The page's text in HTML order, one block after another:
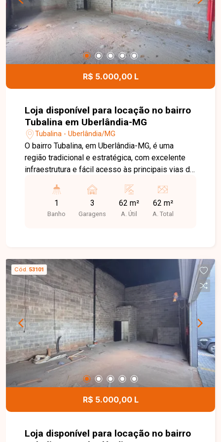
com 02 vagas de garagem na área residencial e
01 vaga na área comercial, proporcionando
excelente aproveitamento dos espaços para
diferentes finalidades. Entre em contato para
mais informações e agende uma visita para
conhecer esta excelente oportunidade.
R$ 5.000,00 L
Loja disponível para locação no bairro
Tubalina em Uberlândia-MG
Tubalina - Uberlândia/MG
O bairro Tubalina, em Uberlândia-MG, é uma
região tradicional e estratégica, com excelente
infraestrutura e fácil acesso às principais vias da
supermercados, escolas, farmácias e diversos
serviços, oferece praticidade e grande fluxo de
pessoas e veículos, sendo uma excelente opção
proporcionando alta visibilidade para a empresa
e fácil acesso aos clientes. O imóvel conta com
porta automatizada, banheiro acessível e 03
vagas de estacionamento, oferecendo
praticidade e comodidade para clientes e
colaboradores. Entre em contato para mais
informações e agende uma visita para conhecer
esta excelente oportunidade comercial.
1
Banho
3
Garagens
62 m²
A. Útil
62 m²
A. Total
Cód. 53101
R$ 5.000,00 L
Loja disponível para locação no bairro